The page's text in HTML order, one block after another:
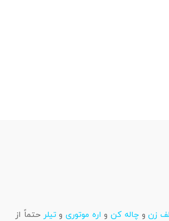
زنوچاله کنو اره موتوری وتیلر حتماً از